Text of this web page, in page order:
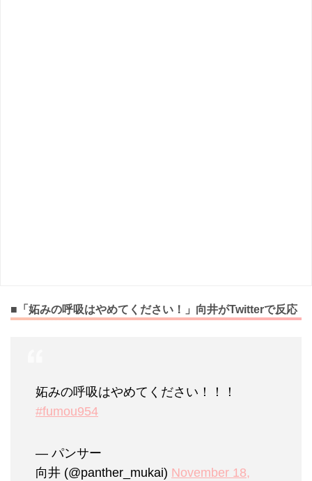
■「妬みの呼吸はやめてください！」向井がTwitterで反応
妬みの呼吸はやめてください！！！
#fumou954
— パンサー
向井 (@panther_mukai) November 18,